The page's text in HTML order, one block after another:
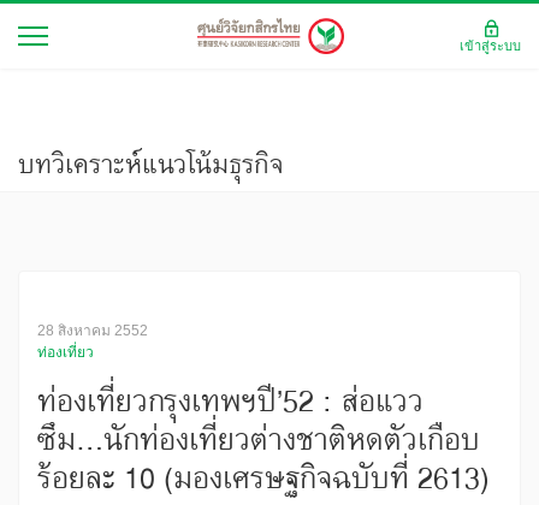
บทวิเคราะห์แนวโน้มธุรกิจ
28 สิงหาคม 2552
ท่องเที่ยว
ท่องเที่ยวกรุงเทพฯปี’52 : ส่อแวว
ซึม...นักท่องเที่ยวต่างชาติหดตัวเกือบ
ร้อยละ 10 (มองเศรษฐกิจฉบับที่ 2613)
เข้าสู่ระบบ